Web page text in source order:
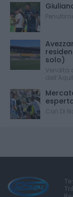
solo)
Vendita
Con Di